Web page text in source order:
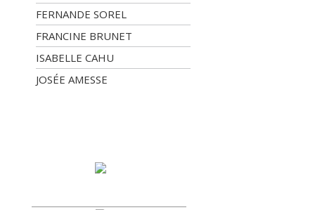
FERNANDE SOREL
FRANCINE BRUNET
ISABELLE CAHU
JOSÉE AMESSE